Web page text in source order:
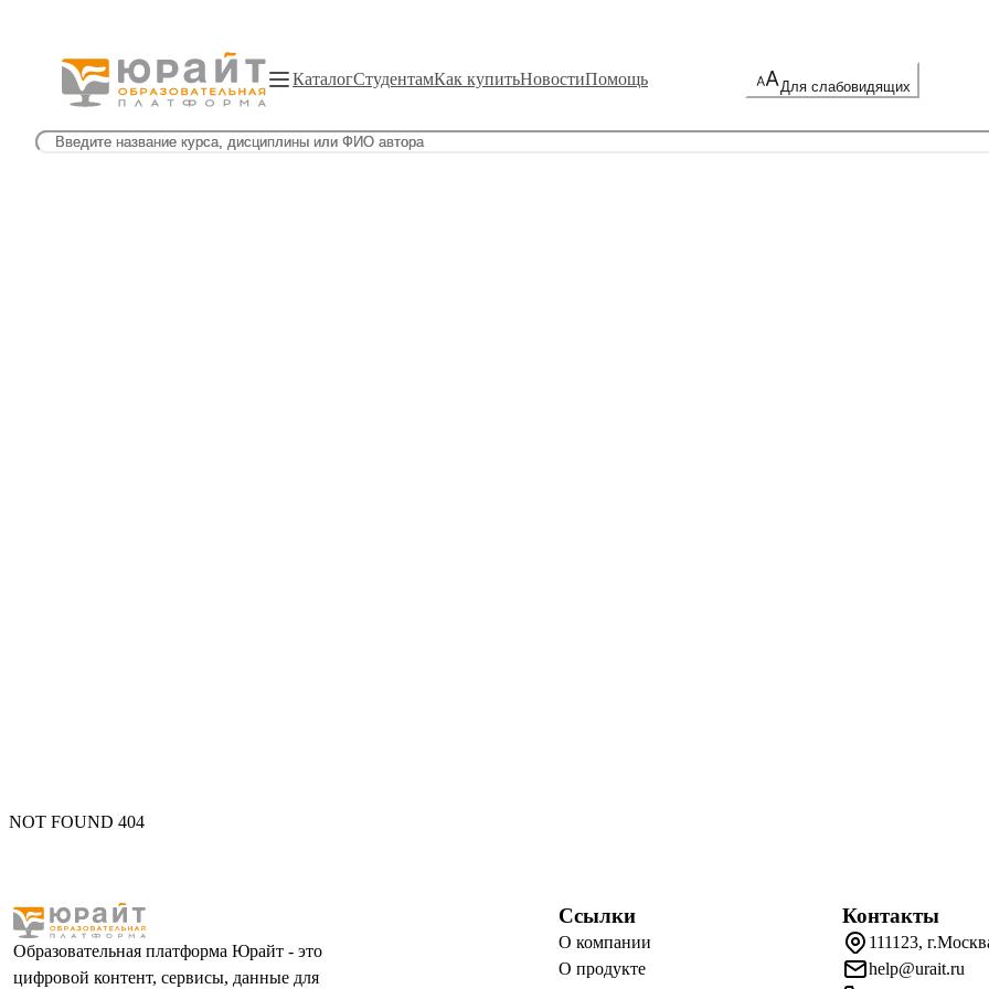
КаталогСтудентамКак купитьНовостиПомощь Для слабовидящих
NOT FOUND 404
Образовательная платформа Юрайт - это
цифровой контент, сервисы, данные для
Ссылки
О компании
О продукте
Контакты
111123,
help@urait.ru